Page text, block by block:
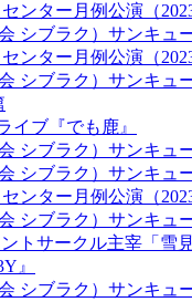
ター月例公演（
シブラク）サンキュ
ター月例公演（
シブラク）サンキュ
イブ『でも鹿』
シブラク）サンキュ
シブラク）サンキュ
ター月例公演（
シブラク）サンキュ
トサークル主宰「雪
』
シブラク）サンキュ